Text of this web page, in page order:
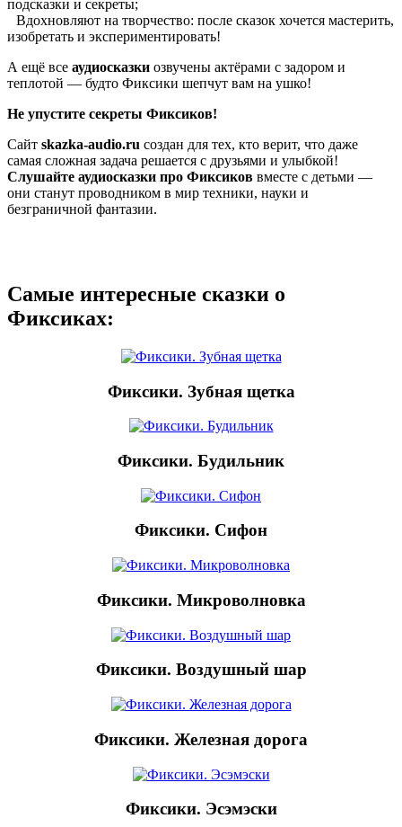
подсказки и секреты;
Вдохновляют на творчество: после сказок хочется мастерить,
изобретать и экспериментировать!
А ещё все аудиосказки озвучены актёрами с задором и
теплотой — будто Фиксики шепчут вам на ушко!
Не упустите секреты Фиксиков!
Сайт skazka-audio.ru создан для тех, кто верит, что даже
самая сложная задача решается с друзьями и улыбкой!
Слушайте аудиосказки про Фиксиков вместе с детьми —
они станут проводником в мир техники, науки и
безграничной фантазии.
Самые интересные сказки о
Фиксиках:
Фиксики. Зубная щетка
Фиксики. Будильник
Фиксики. Сифон
Фиксики. Микроволновка
Фиксики. Воздушный шар
Фиксики. Железная дорога
Фиксики. Эсэмэски